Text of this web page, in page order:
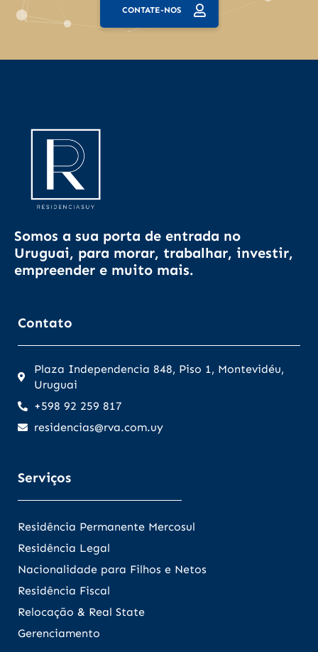
CONTATE-NOS
Somos a sua porta de entrada no
Uruguai, para morar, trabalhar, investir,
empreender e muito mais.
Contato
Plaza Independencia 848, Piso 1, Montevidéu,
Uruguai
+598 92 259 817
residencias@rva.com.uy
Serviços
Residência Permanente Mercosul
Residência Legal
Nacionalidade para Filhos e Netos
Residência Fiscal
Relocação & Real State
Gerenciamento